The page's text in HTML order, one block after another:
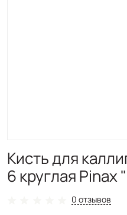
Кисть для
6 круглая Pinax
0 отзывов